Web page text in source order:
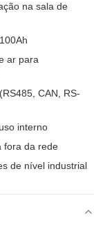
na sala de
ar para
CAN, RS-
interno
fora da rede
de nível industrial